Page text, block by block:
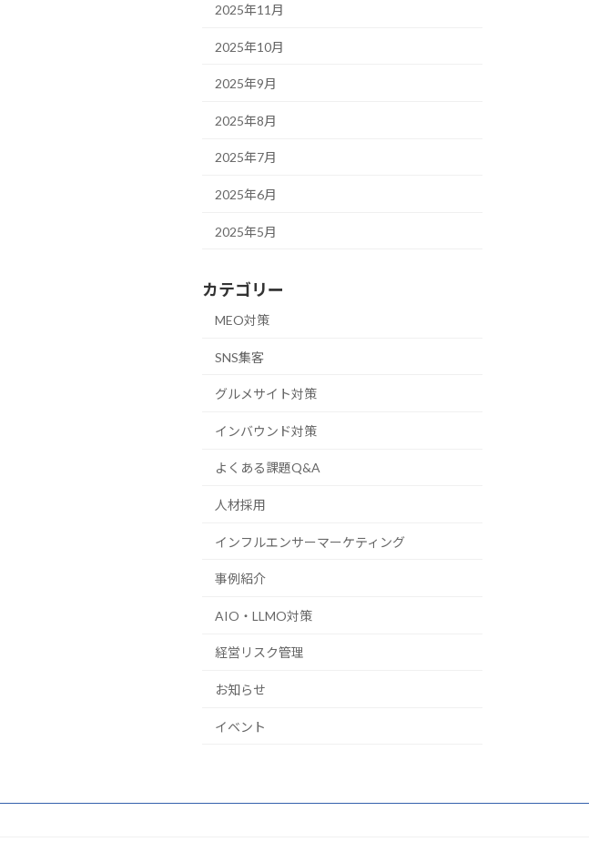
2025年11月
2025年10月
2025年9月
2025年8月
2025年7月
2025年6月
2025年5月
カテゴリー
MEO対策
SNS集客
グルメサイト対策
インバウンド対策
よくある課題Q&A
人材採用
インフルエンサーマーケティング
事例紹介
AIO・LLMO対策
経営リスク管理
お知らせ
イベント